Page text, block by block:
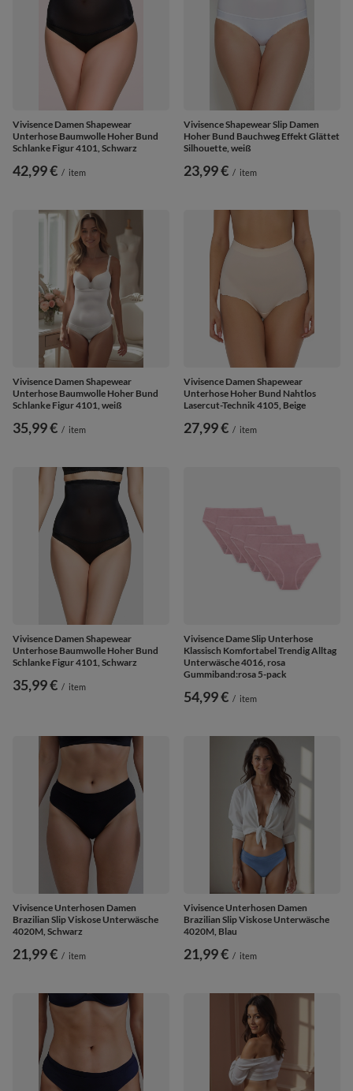
Vivisence Damen Shapewear
Unterhose Baumwolle Hoher Bund
Schlanke Figur 4101, Schwarz
42,99 € / item
Vivisence Shapewear Slip Damen
Hoher Bund Bauchweg Effekt Glättet
Silhouette, weiß
23,99 € / item
Vivisence Damen Shapewear
Unterhose Baumwolle Hoher Bund
Schlanke Figur 4101, weiß
35,99 € / item
Vivisence Damen Shapewear
Unterhose Hoher Bund Nahtlos
Lasercut-Technik 4105, Beige
27,99 € / item
Vivisence Damen Shapewear
Unterhose Baumwolle Hoher Bund
Schlanke Figur 4101, Schwarz
35,99 € / item
Vivisence Dame Slip Unterhose
Klassisch Komfortabel Trendig Alltag
Unterwäsche 4016, rosa
Gummiband:rosa 5-pack
54,99 € / item
Vivisence Unterhosen Damen
Brazilian Slip Viskose Unterwäsche
4020M, Schwarz
21,99 € / item
Vivisence Unterhosen Damen
Brazilian Slip Viskose Unterwäsche
4020M, Blau
21,99 € / item